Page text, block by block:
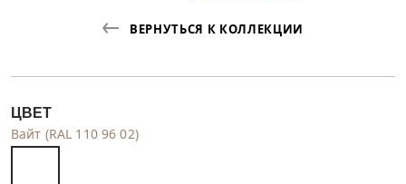
ВЕРНУТЬСЯ К КОЛЛЕКЦИИ
ЦВЕТ
Вайт (RAL 110 96 02)